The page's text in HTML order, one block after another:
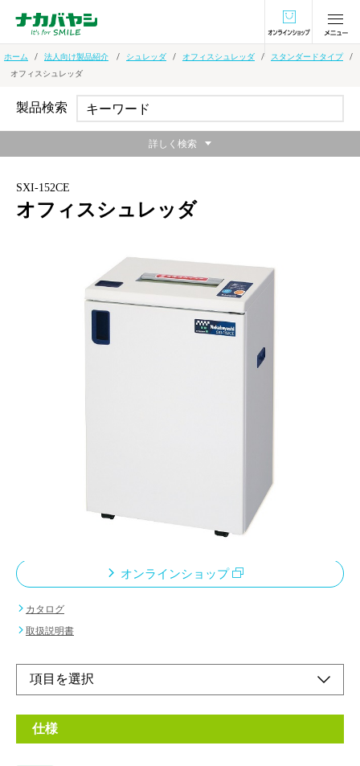
オンラインショ
ホーム 法人向け製品紹介 シュレッダ オフィスシュレッダ
スタンダードタイプ
オフィスシュレッダ
SXI-152CE
オフィスシュレッダ
機能もパワーも充実ながら、コンパクトな形状で置き場所を選び
ません。安全停止スイッチを搭載し、長寿命カッターユニットで
安心の刃物5年間保証付き。
オンラインショップ
カタログ
取扱説明書
仕様
製品検索
詳しく検索